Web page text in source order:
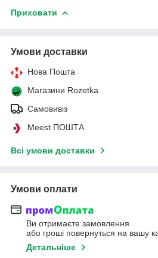
Приховати
Умови доставки
Нова Пошта
Магазини Rozetka
Самовивіз
Meest ПОШТА
Всі умови доставки
Умови оплати
Ви отримаєте замовлення
або гроші повернуться на вашу
Детальніше